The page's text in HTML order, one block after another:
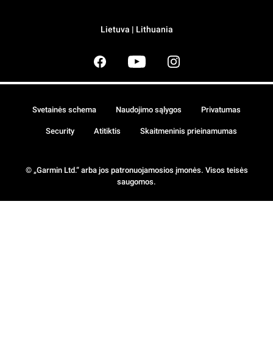
Lietuva | Lithuania
© „Garmin Ltd.“ arba jos patronuojamosios įmonės. Visos teisės
saugomos.
Svetainės schema Naudojimo sąlygos Privatumas
Security Atitiktis Skaitmeninis prieinamumas